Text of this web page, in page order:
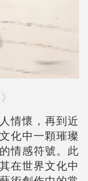
情懷，再到近
化中一顆璀璨
情感符號。此
在世界文化中